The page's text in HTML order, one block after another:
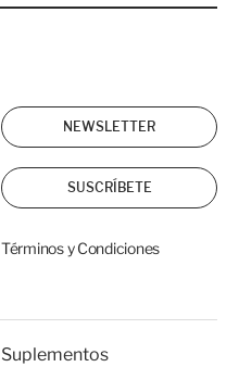
NEWSLETTER
SUSCRÍBETE
Términos y Condiciones
Suplementos